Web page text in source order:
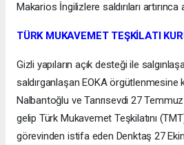
Makarios İngilizlere saldırıları
TÜRK MUKAVEMET TEŞKİLATI
Gizli yapıların açık desteği ile
saldırganlaşan EOKA örgütlenmesine
Nalbantoğlu ve Tanrısevdi 27
gelip Türk Mukavemet Teşkilatını
görevinden istifa eden Denktaş 27